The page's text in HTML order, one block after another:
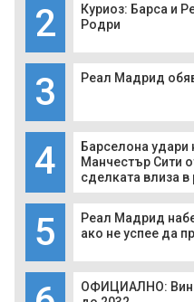
2
Куриоз: Барса и
Родри
3 Реал Мадрид
4
Барселона
Манчестър Сити
сделката влиза
5
Реал Мадрид
ако не успее да
ОФИЦИАЛНО: